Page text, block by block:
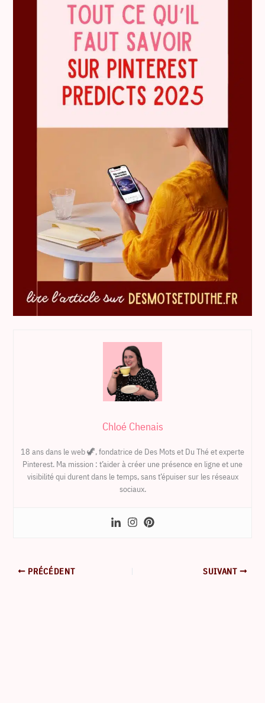
Chloé Chenais
18 ans dans le web 🦖, fondatrice de Des Mots et Du Thé et experte
Pinterest. Ma mission : t’aider à créer une présence en ligne et une
visibilité qui durent dans le temps, sans t’épuiser sur les réseaux
sociaux.
PRÉCÉDENT SUIVANT